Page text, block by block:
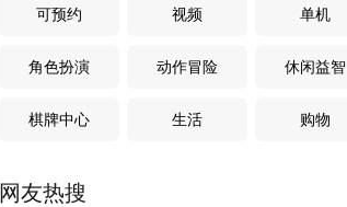
可预约 视频 单机
角色扮演 动作冒险 休闲益智
棋牌中心 生活 购物
网友热搜